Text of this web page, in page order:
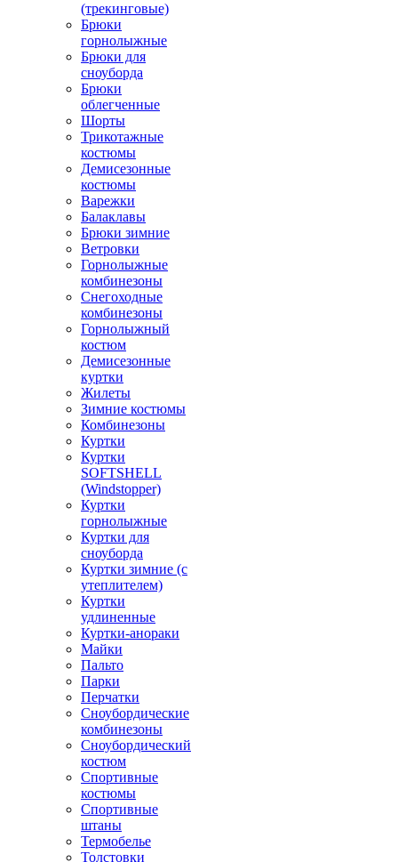
(трекинговые)
Брюки
горнолыжные
Брюки для
сноуборда
Брюки
облегченные
Шорты
Трикотажные
костюмы
Демисезонные
костюмы
Варежки
Балаклавы
Брюки зимние
Ветровки
Горнолыжные
комбинезоны
Снегоходные
комбинезоны
Горнолыжный
костюм
Демисезонные
куртки
Жилеты
Зимние костюмы
Комбинезоны
Куртки
Куртки
SOFTSHELL
(Windstopper)
Куртки
горнолыжные
Куртки для
сноуборда
Куртки зимние (с
утеплителем)
Куртки
удлиненные
Куртки-анораки
Майки
Пальто
Парки
Перчатки
Сноубордические
комбинезоны
Сноубордический
костюм
Спортивные
костюмы
Спортивные
штаны
Термобелье
Толстовки